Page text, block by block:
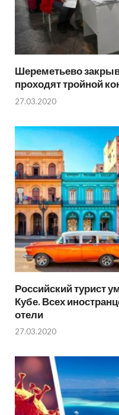
Шереметьево
проходят тройной
27.03.2020
Российский турист
Кубе. Всех
отели
27.03.2020